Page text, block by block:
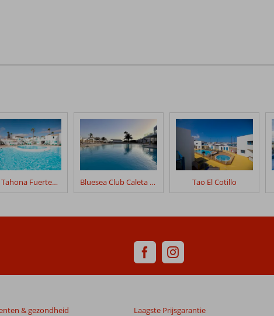
SMY Tahona Fuerteventura Bluesea Club Caleta Dorada (ex. Club Caleta Dorada) Tao El Cotillo
& gezondheid
Laagste Prijsgarantie